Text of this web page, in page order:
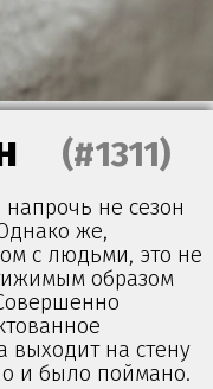
(#1311)
не сезон
же,
с людьми, это не
образом
на стену
и было поймано.